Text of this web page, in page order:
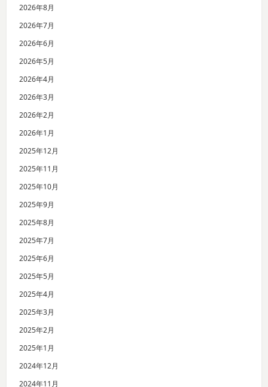
2026年8月
2026年7月
2026年6月
2026年5月
2026年4月
2026年3月
2026年2月
2026年1月
2025年12月
2025年11月
2025年10月
2025年9月
2025年8月
2025年7月
2025年6月
2025年5月
2025年4月
2025年3月
2025年2月
2025年1月
2024年12月
2024年11月